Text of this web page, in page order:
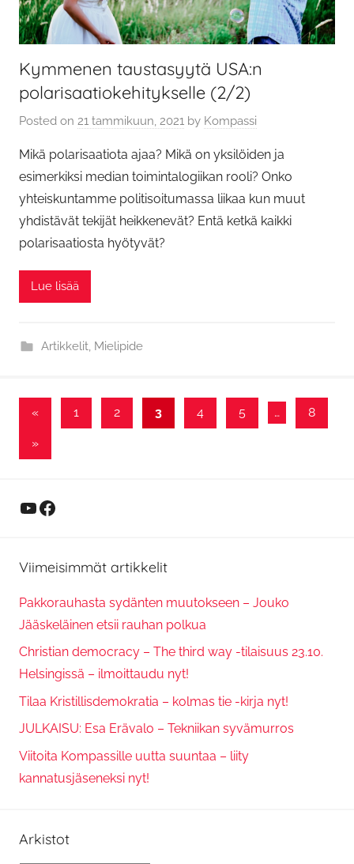
Kymmenen taustasyytä USA:n
polarisaatiokehitykselle (2/2)
Posted on 21 tammikuun, 2021 by Kompassi
Mikä polarisaatiota ajaa? Mikä on yksilöiden ja
esimerkiksi median toimintalogiikan rooli? Onko
yhteiskuntamme politisoitumassa liikaa kun muut
yhdistävät tekijät heikkenevät? Entä ketkä kaikki
polarisaatiosta hyötyvät?
Lue lisää
Artikkelit, Mielipide
Artikkelien
sivutus
«Previous
Posts
1 2 3 4 5 … 8
Next
»
YouTube
Facebook
Viimeisimmät artikkelit
Pakkorauhasta sydänten muutokseen – Jouko
Jääskeläinen etsii rauhan polkua
Christian democracy – The third way -tilaisuus 23.10.
Helsingissä – ilmoittaudu nyt!
Tilaa Kristillisdemokratia – kolmas tie -kirja nyt!
JULKAISU: Esa Erävalo – Tekniikan syvämurros
Viitoita Kompassille uutta suuntaa – liity
kannatusjäseneksi nyt!
Arkistot